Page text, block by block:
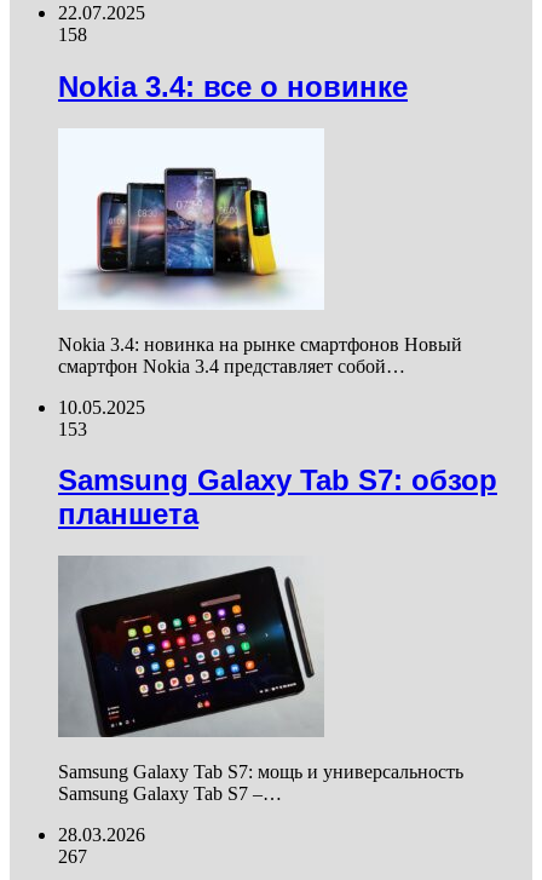
22.07.2025
158
Nokia 3.4: все о новинке
Nokia 3.4: новинка на рынке смартфонов Новый
смартфон Nokia 3.4 представляет собой…
10.05.2025
153
Samsung Galaxy Tab S7: обзор
планшета
Samsung Galaxy Tab S7: мощь и универсальность
Samsung Galaxy Tab S7 –…
28.03.2026
267